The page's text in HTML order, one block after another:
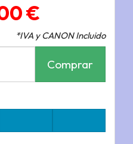
€
*IVA y CANON Incluido
Comprar